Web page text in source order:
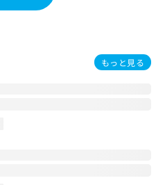
もっと見る